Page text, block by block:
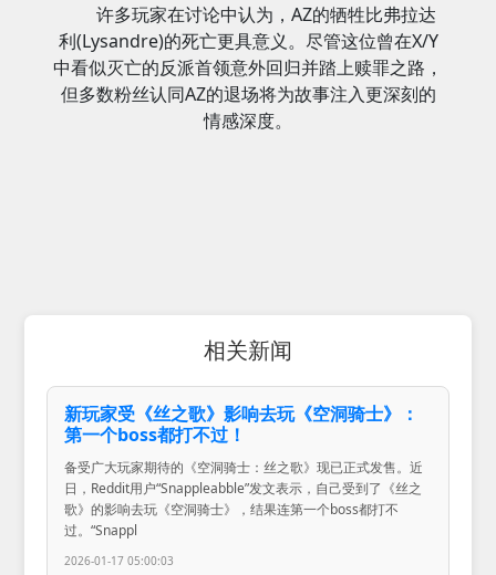
许多玩家在讨论中认为，AZ的牺牲比弗拉达
利(Lysandre)的死亡更具意义。尽管这位曾在X/Y
中看似灭亡的反派首领意外回归并踏上赎罪之路，
但多数粉丝认同AZ的退场将为故事注入更深刻的
情感深度。
相关新闻
新玩家受《丝之歌》影响去玩《空洞骑士》：
第一个boss都打不过！
备受广大玩家期待的《空洞骑士：丝之歌》现已正式发售。近
日，Reddit用户“Snappleabble”发文表示，自己受到了《丝之
歌》的影响去玩《空洞骑士》，结果连第一个boss都打不
过。“Snappl
2026-01-17 05:00:03